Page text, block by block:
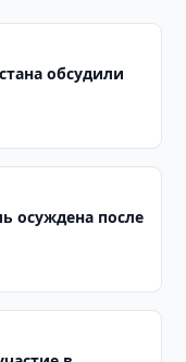
обсудили
осуждена после